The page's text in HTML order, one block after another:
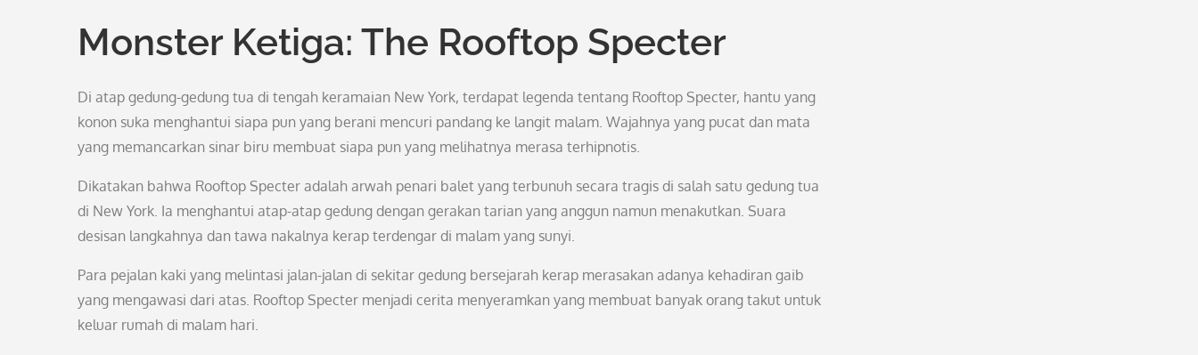
Monster Ketiga: The Rooftop Specter
Di atap gedung-gedung tua di tengah keramaian New York, terdapat legenda tentang Rooftop Specter, hantu yang
konon suka menghantui siapa pun yang berani mencuri pandang ke langit malam. Wajahnya yang pucat dan mata
yang memancarkan sinar biru membuat siapa pun yang melihatnya merasa terhipnotis.
Dikatakan bahwa Rooftop Specter adalah arwah penari balet yang terbunuh secara tragis di salah satu gedung tua
di New York. Ia menghantui atap-atap gedung dengan gerakan tarian yang anggun namun menakutkan. Suara
desisan langkahnya dan tawa nakalnya kerap terdengar di malam yang sunyi.
Para pejalan kaki yang melintasi jalan-jalan di sekitar gedung bersejarah kerap merasakan adanya kehadiran gaib
yang mengawasi dari atas. Rooftop Specter menjadi cerita menyeramkan yang membuat banyak orang takut untuk
keluar rumah di malam hari.